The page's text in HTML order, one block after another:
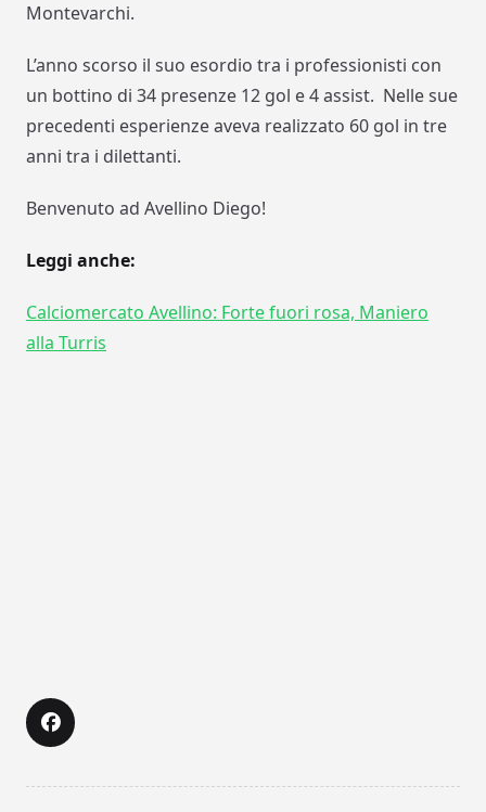
Montevarchi.
L’anno scorso il suo esordio tra i professionisti con
un bottino di 34 presenze 12 gol e 4 assist. Nelle sue
precedenti esperienze aveva realizzato 60 gol in tre
anni tra i dilettanti.
Benvenuto ad Avellino Diego!
Leggi anche:
Calciomercato Avellino: Forte fuori rosa, Maniero
alla Turris